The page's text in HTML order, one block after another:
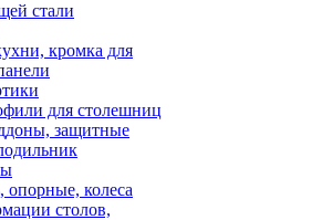
стали
кромка для
для столешниц
защитные
колеса
столов,